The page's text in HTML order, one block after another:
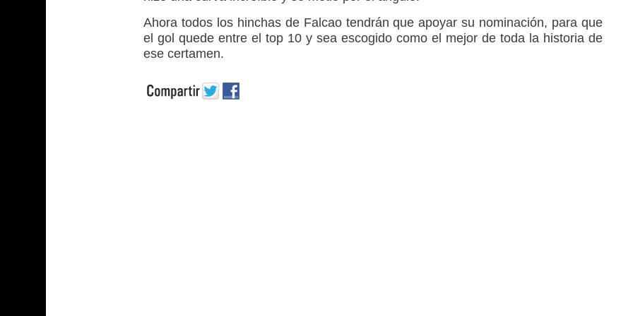
Ahora todos los hinchas de Falcao tendrán que apoyar su nominación, para que
el gol quede entre el top 10 y sea escogido como el mejor de toda la historia de
ese certamen.